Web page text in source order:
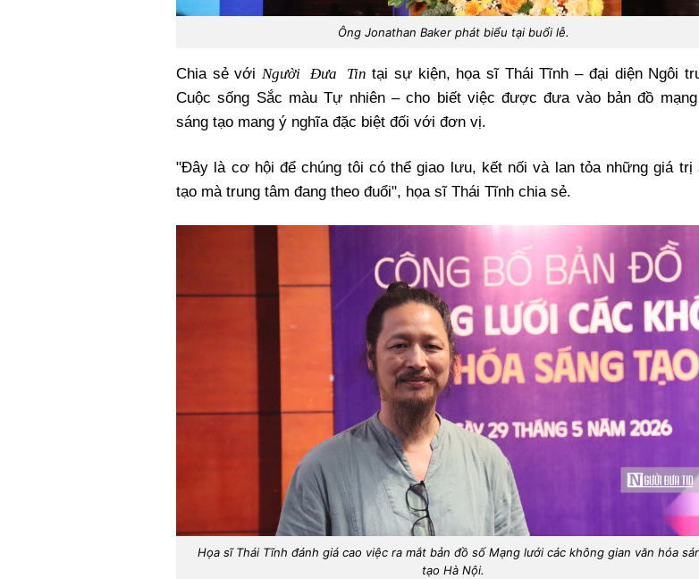
Ông Jonathan Baker phát biểu tại buổi lễ.
Chia sẻ vớiNgười Đưa Tin tại sự kiện, họa sĩ Thái Tĩnh – đại diện Ngôi
Cuộc sống Sắc màu Tự nhiên – cho biết việc được đưa vào bản đồ
sáng tạo mang ý nghĩa đặc biệt đối với đơn vị.
"Đây là cơ hội để chúng tôi có thể giao lưu, kết nối và lan tỏa những giá trị
tạo mà trung tâm đang theo đuổi", họa sĩ Thái Tĩnh chia sẻ.
Họa sĩ Thái Tĩnh đánh giá cao việc ra mắt bản đồ số Mạng lưới các không gian văn hóa
tạo Hà Nội.